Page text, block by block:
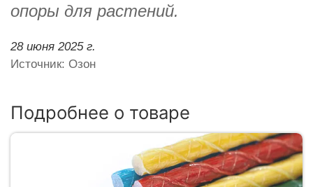
опоры для растений.
28 июня 2025 г.
Источник: Озон
Подробнее о товаре